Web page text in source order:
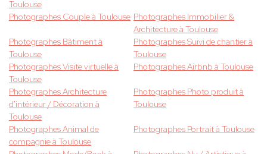
Toulouse
Photographes Couple à Toulouse Photographes Immobilier &
Architecture à Toulouse
Photographes Bâtiment à
Toulouse
Photographes Suivi de chantier à
Toulouse
Photographes Visite virtuelle à
Toulouse
Photographes Airbnb à Toulouse
Photographes Architecture
d'intérieur / Décoration à
Toulouse
Photographes Photo produit à
Toulouse
Photographes Animal de
compagnie à Toulouse
Photographes Portrait à Toulouse